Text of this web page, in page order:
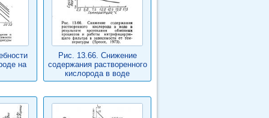
на
Рис. 13.66. Снижение
содержания растворенного
кислорода в воде